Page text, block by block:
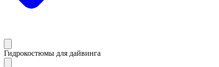
Гидрокостюмы для дайвинга